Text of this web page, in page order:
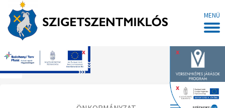
MENÜ
x
x
x
Főoldal